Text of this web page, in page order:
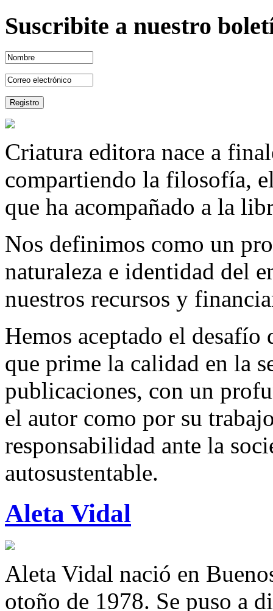
Suscribite a nuestro
Criatura editora nace a
compartiendo la filosofía,
que ha acompañado a la
Nos definimos como un
naturaleza e identidad del
nuestros recursos y
Hemos aceptado el
que prime la calidad en la
publicaciones, con un
el autor como por su
responsabilidad ante la
autosustentable.
Aleta Vidal
Aleta Vidal nació en
otoño de 1978. Se puso a